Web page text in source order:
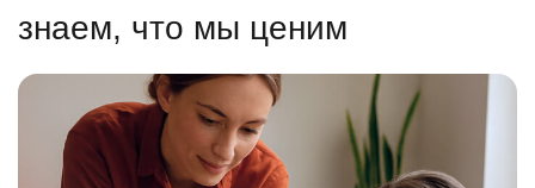
знаем, что мы ценим